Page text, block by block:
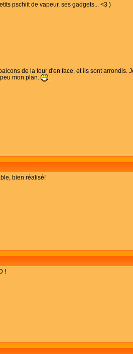
pschiit de vapeur, ses gadgets... <3 )
de la tour d'en face, et ils sont arrondis.
peu mon plan.
bien réalisé!
!